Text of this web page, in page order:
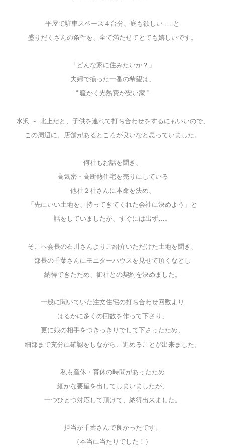
平屋で駐車スペース４台分、庭も欲しい … と
盛りだくさんの条件を、全て満たせてとても嬉しいです。
「どんな家に住みたいか？」
夫婦で揃った一番の希望は、
“ 暖かく光熱費が安い家 ”
水沢 ～ 北上だと、子供を連れて打ち合わせをするにもいいので、
この周辺に、店舗があるところが良いなと思っていました。
何社もお話を聞き、
高気密・高断熱住宅を売りにしている
他社２社さんに本命を決め、
「先にいい土地を、持ってきてくれた会社に決めよう」と
話をしていましたが、すぐには出ず…。
そこへ会長の石川さんよりご紹介いただけた土地を聞き、
部長の千葉さんにモニターハウスを見せて頂くなどし
納得できたため、御社との契約を決めました。
一般に聞いていた注文住宅の打ち合わせ回数より
はるかに多くの回数を作って下さり、
更に娘の相手をつきっきりでして下さったため、
細部まで充分に確認をしながら、進めることが出来ました。
私も産休・育休の時間があったため
細かな要望を出してしまいましたが、
一つひとつ対応して頂けて、納得出来ました。
担当が千葉さんで良かったです。
（本当に当たりでした！）